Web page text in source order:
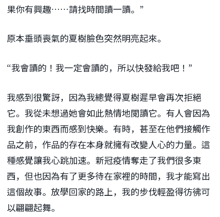
果你有興趣……請找時間讀一讀。”
原本垂頭喪氣的夏樹臉色突然明亮起來。
“我會讀的！我一定會讀的，所以快發給我吧！”
我感到很驚訝，因為我總覺得夏樹遲早會再次拒絕
它。我從未想過她會如此熱情地閱讀它。有人會因為
我創作的東西而感到快樂。有時，甚至在他們接觸作
品之前，作品的存在本身就擁有改變人心的力量。這
種感覺讓我心跳加速。新冠疫情奪走了我們很多東
西，但也因為有了更多待在家裡的時間，我才能寫出
這個故事。放學回家的路上，我的步伐輕盈得彷彿可
以翩翩起舞。